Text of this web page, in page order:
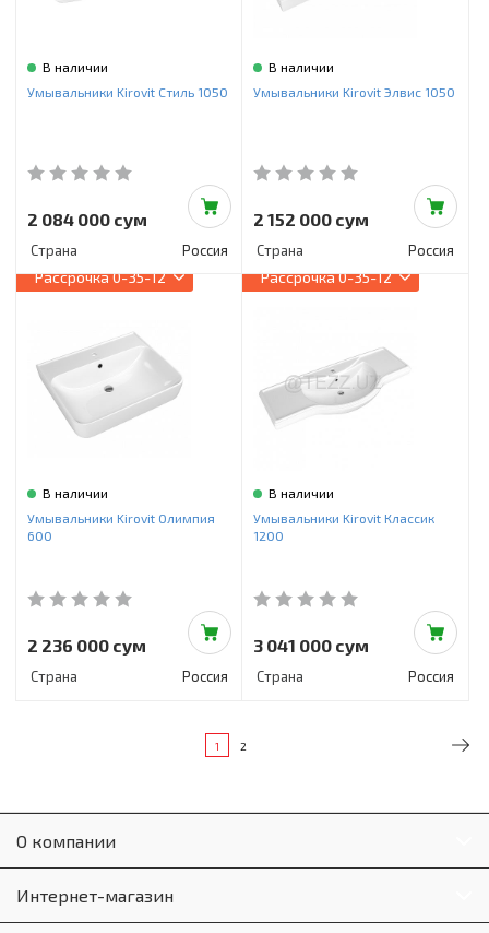
В наличии
Умывальники Kirovit Стиль 1050
2 084 000 сум
Страна Россия
В наличии
Умывальники Kirovit Элвис 1050
2 152 000 сум
Страна Россия
Рассрочка0-35-12
В наличии
Умывальники Kirovit Олимпия
600
2 236 000 сум
Страна Россия
Рассрочка0-35-12
В наличии
Умывальники Kirovit Классик
1200
3 041 000 сум
Страна Россия
1 2
О компании
Интернет-магазин